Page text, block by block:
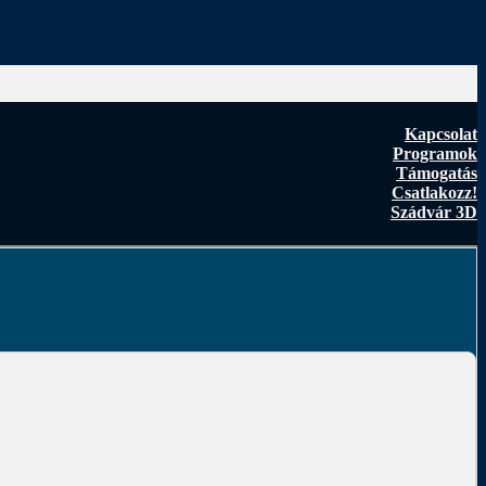
Kapcsolat
Programok
Támogatás
Csatlakozz!
Szádvár 3D